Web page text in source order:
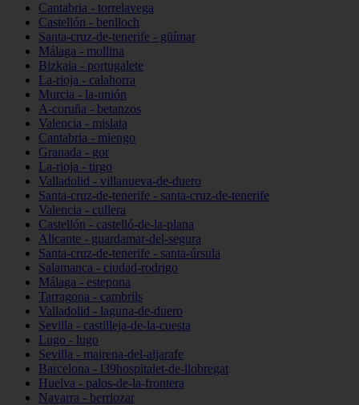
Cantabria - torrelavega
Castellón - benlloch
Santa-cruz-de-tenerife - güímar
Málaga - mollina
Bizkaia - portugalete
La-rioja - calahorra
Murcia - la-unión
A-coruña - betanzos
Valencia - mislata
Cantabria - miengo
Granada - gor
La-rioja - tirgo
Valladolid - villanueva-de-duero
Santa-cruz-de-tenerife - santa-cruz-de-tenerife
Valencia - cullera
Castellón - castelló-de-la-plana
Alicante - guardamar-del-segura
Santa-cruz-de-tenerife - santa-úrsula
Salamanca - ciudad-rodrigo
Málaga - estepona
Tarragona - cambrils
Valladolid - laguna-de-duero
Sevilla - castilleja-de-la-cuesta
Lugo - lugo
Sevilla - mairena-del-aljarafe
Barcelona - l39hospitalet-de-llobregat
Huelva - palos-de-la-frontera
Navarra - berriozar